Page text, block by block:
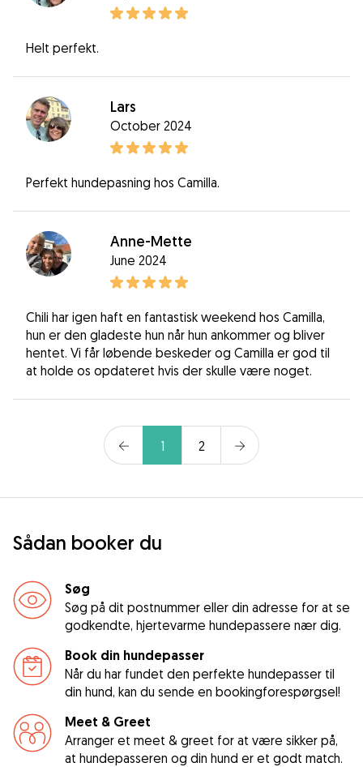
Helt perfekt.
Lars
October 2024
Perfekt hundepasning hos Camilla.
Anne-Mette
June 2024
Chili har igen haft en fantastisk weekend hos Camilla,
hun er den gladeste hun når hun ankommer og bliver
hentet. Vi får løbende beskeder og Camilla er god til
at holde os opdateret hvis der skulle være noget.
1 2
Sådan booker du
Søg
Søg på dit postnummer eller din adresse for at se
godkendte, hjertevarme hundepassere nær dig.
Book din hundepasser
Når du har fundet den perfekte hundepasser til
din hund, kan du sende en bookingforespørgsel!
Meet & Greet
Arranger et meet & greet for at være sikker på,
at hundepasseren og din hund er et godt match.